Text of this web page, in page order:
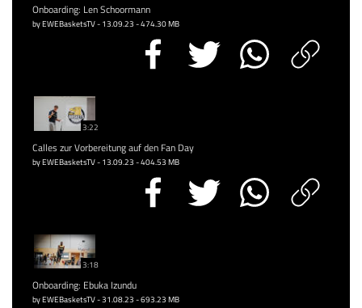
Onboarding: Len Schoormann
by EWEBasketsTV - 13.09.23 - 474.30 MB
3:22
Calles zur Vorbereitung auf den Fan Day
by EWEBasketsTV - 13.09.23 - 404.53 MB
3:18
Onboarding: Ebuka Izundu
by EWEBasketsTV - 31.08.23 - 693.23 MB